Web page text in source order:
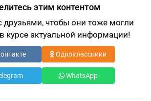
этим контентом
друзьями, чтобы они тоже могли
курсе актуальной информации!
Одноклассники
WhatsApp